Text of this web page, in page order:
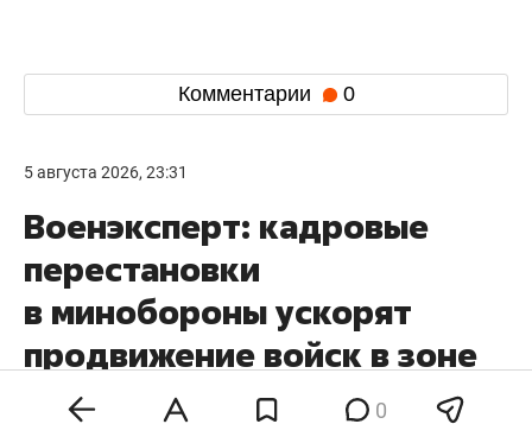
Комментарии 0
5 августа 2026, 23:31
Военэксперт: кадровые
перестановки
в минобороны ускорят
продвижение войск в зоне
СВО
0